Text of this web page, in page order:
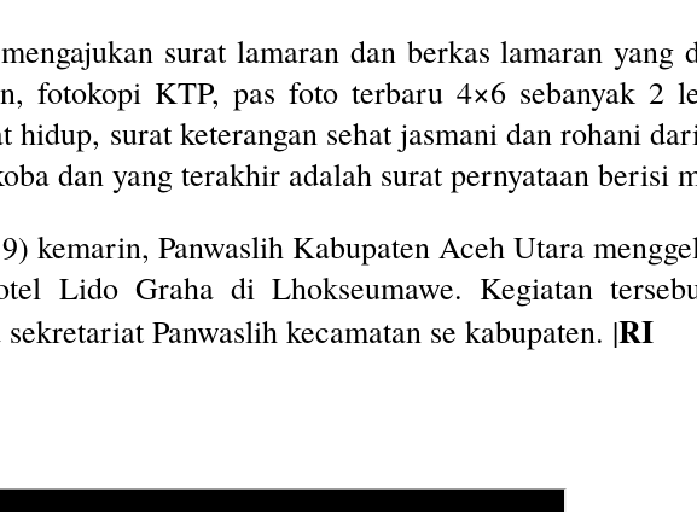
surat lamaran dan berkas lamaran
fotokopi KTP, pas foto terbaru 4×6 sebanyak 2
surat keterangan sehat jasmani dan rohani
dan yang terakhir adalah surat pernyataan berisi
kemarin, Panwaslih Kabupaten Aceh Utara
Lido Graha di Lhokseumawe. Kegiatan
Panwaslih kecamatan se kabupaten. |RI